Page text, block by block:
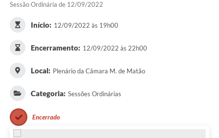
Sessão Ordinária de 12/09/2022
Início: 12/09/2022 às 19h00
Encerramento: 12/09/2022 às 22h00
Local: Plenário da Câmara M. de Matão
Categoria: Sessões Ordinárias
Encerrado